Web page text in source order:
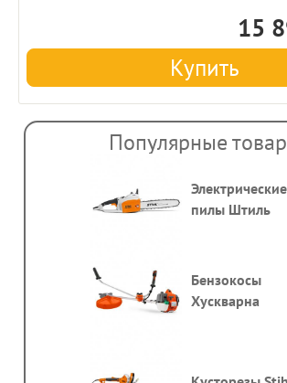
15
Купить
Популярные
Электрические
пилы Штиль
Бензокосы
Хускварна